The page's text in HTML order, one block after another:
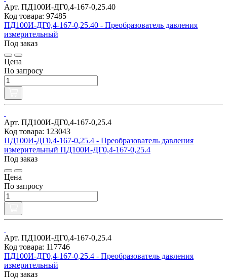
Арт. ПД100И-ДГ0,4-167-0,25.40
Код товара: 97485
ПД100И-ДГ0,4-167-0,25.40 - Преобразователь давления
измерительный
Под заказ
Цена
По запросу
Арт. ПД100И-ДГ0,4-167-0,25.4
Код товара: 123043
ПД100И-ДГ0,4-167-0,25.4 - Преобразователь давления
измерительный ПД100И-ДГ0,4-167-0,25.4
Под заказ
Цена
По запросу
Арт. ПД100И-ДГ0,4-167-0,25.4
Код товара: 117746
ПД100И-ДГ0,4-167-0,25.4 - Преобразователь давления
измерительный
Под заказ